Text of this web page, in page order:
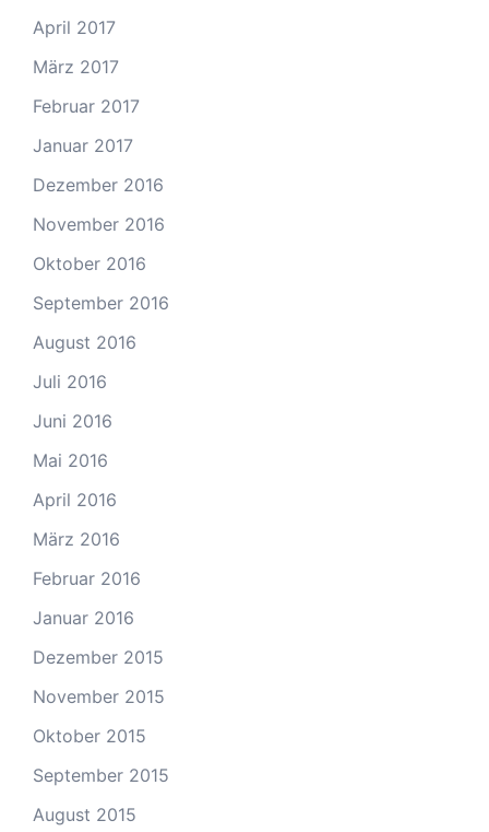
April 2017
März 2017
Februar 2017
Januar 2017
Dezember 2016
November 2016
Oktober 2016
September 2016
August 2016
Juli 2016
Juni 2016
Mai 2016
April 2016
März 2016
Februar 2016
Januar 2016
Dezember 2015
November 2015
Oktober 2015
September 2015
August 2015